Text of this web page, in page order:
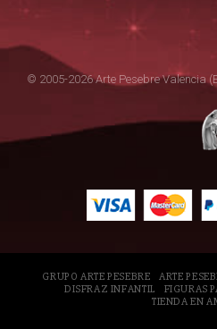
© 2005-2026 Arte Pesebre Valencia
GRUPO ARTE PESEBRE ARTE
DISFRAZ INFANTIL
FIGURAS
TIENDA EN